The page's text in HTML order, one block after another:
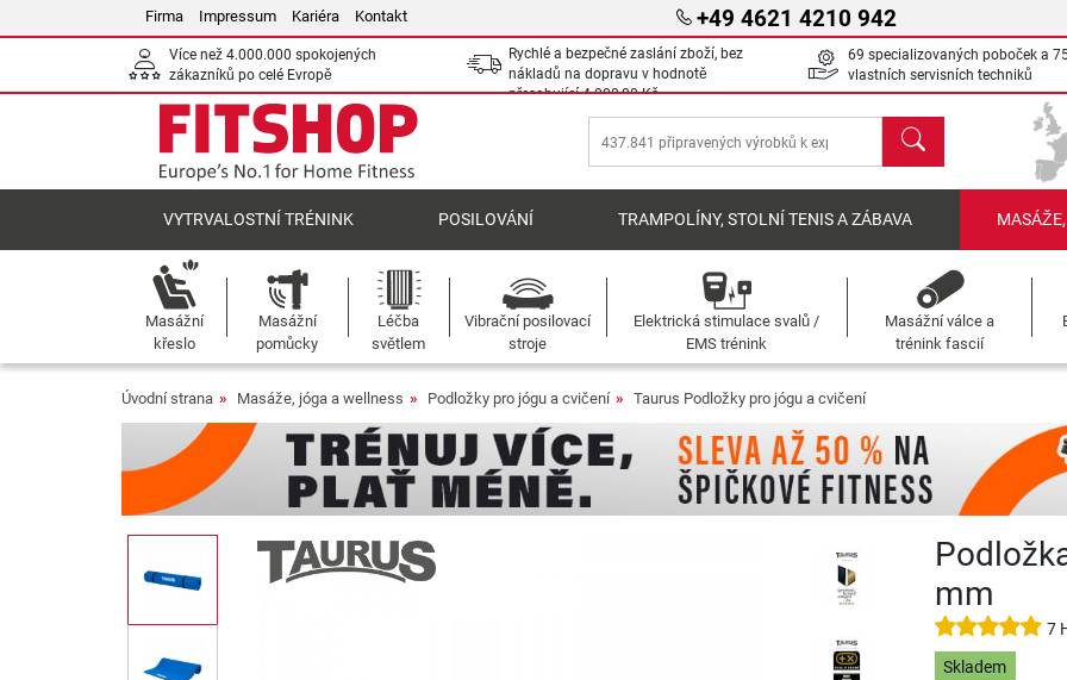
Firma Impressum Kariéra Kontakt +49 4621 4210 942
Více než 4.000.000 spokojených
zákazníků po celé Evropě
Rychlé a bezpečné zaslání zboží, bez
nákladů na dopravu v hodnotě
přesahující4 000,00 Kč
69 specializovaných poboček a
vlastních servisních techniků
Hledat
VYTRVALOSTNÍ TRÉNINK POSILOVÁNÍ TRAMPOLÍNY, STOLNÍ TENIS A ZÁBAVA
Masážní
křeslo
Masážní
pomůcky
Léčba
světlem
Vibrační posilovací
stroje
Elektrická stimulace svalů /
EMS trénink
Masážní válce a
trénink fascií
Úvodní strana Masáže, jóga a wellness Podložky pro jógu a cvičení Taurus Podložky pro jógu a cvičení
mm
7
Skladem